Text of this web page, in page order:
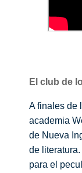
El club de
A finales de
academia
de Nueva
de
para el